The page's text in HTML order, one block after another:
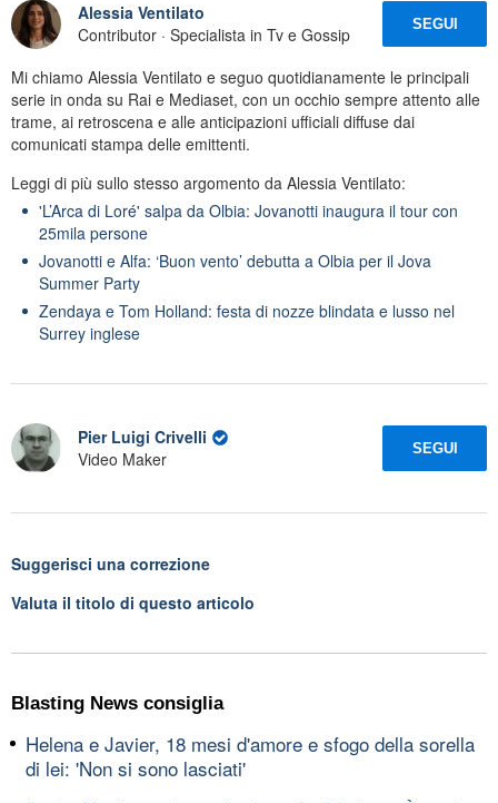
Alessia Ventilato
Contributor · Specialista in Tv e Gossip
SEGUI
Mi chiamo Alessia Ventilato e seguo quotidianamente le principali
serie in onda su Rai e Mediaset, con un occhio sempre attento alle
trame, ai retroscena e alle anticipazioni ufficiali diffuse dai
comunicati stampa delle emittenti.
Leggi di più sullo stesso argomento da Alessia Ventilato:
'L’Arca di Loré' salpa da Olbia: Jovanotti inaugura il tour con
25mila persone
Jovanotti e Alfa: ‘Buon vento’ debutta a Olbia per il Jova
Summer Party
Zendaya e Tom Holland: festa di nozze blindata e lusso nel
Surrey inglese
Pier Luigi Crivelli
Video Maker
SEGUI
Suggerisci una correzione
Valuta il titolo di questo articolo
Blasting News consiglia
Helena e Javier, 18 mesi d'amore e sfogo della sorella
di lei: 'Non si sono lasciati'